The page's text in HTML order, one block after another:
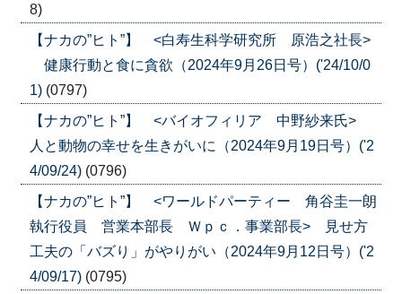
8)
【ナカの”ヒト”】 <白寿生科学研究所 原浩之社長>
健康行動と食に貪欲（2024年9月26日号）('24/10/0
1) (0797)
【ナカの”ヒト”】 <バイオフィリア 中野紗来氏>
人と動物の幸せを生きがいに（2024年9月19日号）('2
4/09/24) (0796)
【ナカの”ヒト”】 <ワールドパーティー 角谷圭一朗
執行役員 営業本部長 Ｗｐｃ．事業部長> 見せ方
工夫の「バズり」がやりがい（2024年9月12日号）('2
4/09/17) (0795)